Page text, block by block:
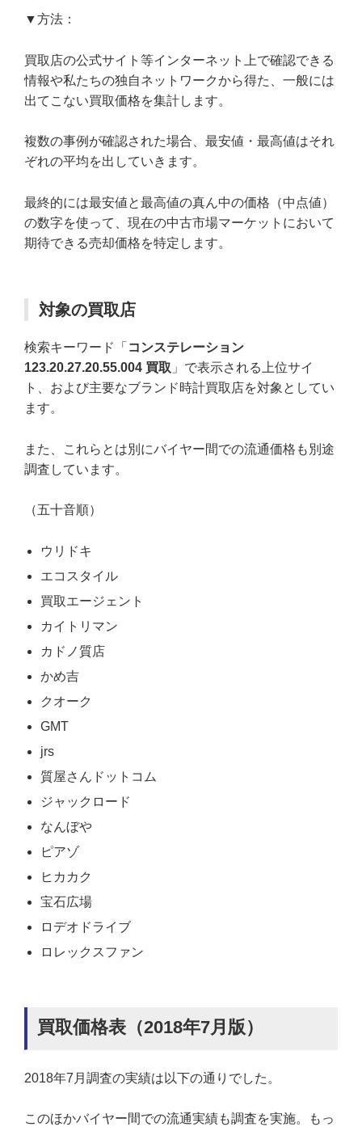
▼方法：
買取店の公式サイト等インターネット上で確認できる
情報や私たちの独自ネットワークから得た、一般には
出てこない買取価格を集計します。
複数の事例が確認された場合、最安値・最高値はそれ
ぞれの平均を出していきます。
最終的には最安値と最高値の真ん中の価格（中点値）
の数字を使って、現在の中古市場マーケットにおいて
期待できる売却価格を特定します。
対象の買取店
検索キーワード「 コンステレーション
123.20.27.20.55.004 買取 」で表示される上位サイ
ト、および主要なブランド時計買取店を対象としてい
ます。
また、これらとは別にバイヤー間での流通価格も別途
調査しています。
（五十音順）
ウリドキ
エコスタイル
買取エージェント
カイトリマン
カドノ質店
かめ吉
クオーク
GMT
jrs
質屋さんドットコム
ジャックロード
なんぼや
ピアゾ
ヒカカク
宝石広場
ロデオドライブ
ロレックスファン
買取価格表（2018年7月版）
2018年7月調査の実績は以下の通りでした。
このほかバイヤー間での流通実績も調査を実施。もっ